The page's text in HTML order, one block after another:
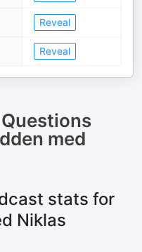
Reveal
Reveal
med
stats for
Niklas